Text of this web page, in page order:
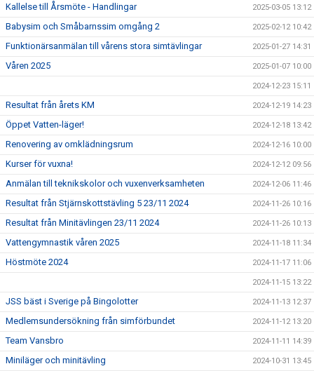
Kallelse till Årsmöte - Handlingar 2025-03-05 13:12
Babysim och Småbarnssim omgång 2 2025-02-12 10:42
Funktionärsanmälan till vårens stora simtävlingar 2025-01-27 14:31
Våren 2025 2025-01-07 10:00
2024-12-23 15:11
Resultat från årets KM 2024-12-19 14:23
Öppet Vatten-läger! 2024-12-18 13:42
Renovering av omklädningsrum 2024-12-16 10:00
Kurser för vuxna! 2024-12-12 09:56
Anmälan till teknikskolor och vuxenverksamheten 2024-12-06 11:46
Resultat från Stjärnskottstävling 5 23/11 2024 2024-11-26 10:16
Resultat från Minitävlingen 23/11 2024 2024-11-26 10:13
Vattengymnastik våren 2025 2024-11-18 11:34
Höstmöte 2024 2024-11-17 11:06
2024-11-15 13:22
JSS bäst i Sverige på Bingolotter 2024-11-13 12:37
Medlemsundersökning från simförbundet 2024-11-12 13:20
Team Vansbro 2024-11-11 14:39
Miniläger och minitävling 2024-10-31 13:45